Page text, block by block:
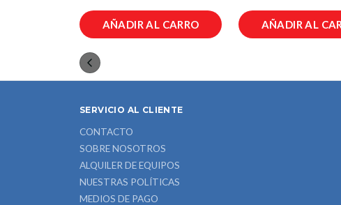
AÑADIR AL CARRO AÑADIR AL
SERVICIO AL CLIENTE
CONTACTO
SOBRE NOSOTROS
ALQUILER DE EQUIPOS
NUESTRAS POLÍTICAS
MEDIOS DE PAGO